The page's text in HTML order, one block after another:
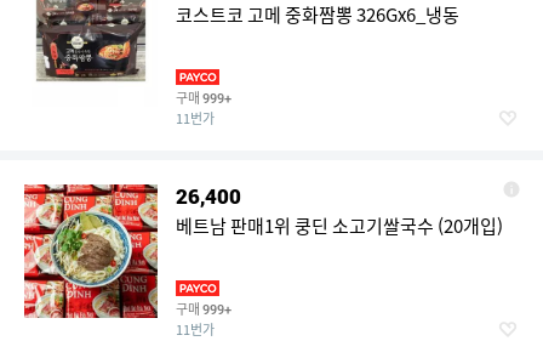
코스트코 고메 중화짬뽕 326Gx6_냉동
구매 999+
11번가
26,400
베트남 판매1위 쿵딘 소고기쌀국수 (20개입)
구매 999+
11번가